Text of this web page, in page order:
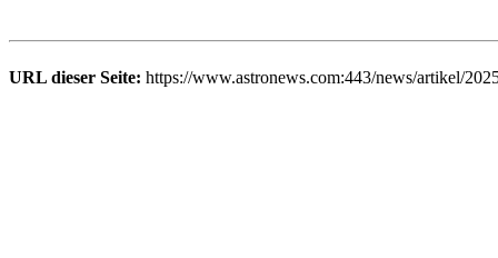
URL dieser Seite: https://www.astronews.com:443/news/artikel/